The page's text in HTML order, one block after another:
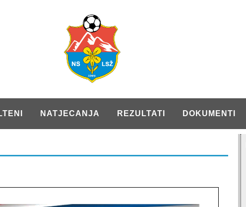
NATJECANJA REZULTATI DOKUMENTI